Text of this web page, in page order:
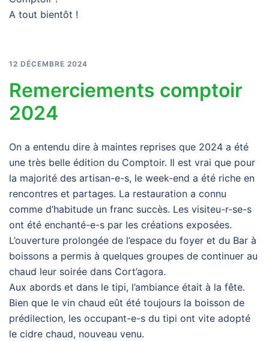
A tout bientôt !
12 DÉCEMBRE 2024
Remerciements comptoir
2024
On a entendu dire à maintes reprises que 2024 a été
une très belle édition du Comptoir. Il est vrai que pour
la majorité des artisan-e-s, le week-end a été riche en
rencontres et partages. La restauration a connu
comme d’habitude un franc succès. Les visiteu-r-se-s
ont été enchanté-e-s par les créations exposées.
L’ouverture prolongée de l’espace du foyer et du Bar à
boissons a permis à quelques groupes de continuer au
chaud leur soirée dans Cort’agora.
Aux abords et dans le tipi, l’ambiance était à la fête.
Bien que le vin chaud eût été toujours la boisson de
prédilection, les occupant-e-s du tipi ont vite adopté
le cidre chaud, nouveau venu.